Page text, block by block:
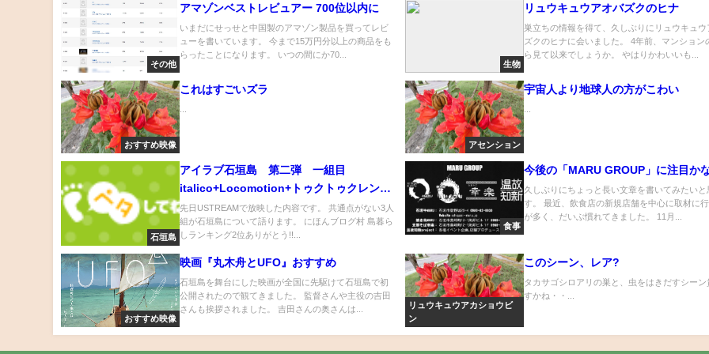
その他
アマゾンベストレビュアー 700位以内に
いまだにせっせと中国製のアマゾン製品を買ってレビ
ューを書いています。 今まで15万円分以上の商品をも
らったことになります。 いつの間にか70...
生物
リュウキュウアオバズクのヒナ
巣立ちの情報を得て、久しぶりにリュウキュウ
ズクのヒナに会いました。 4年前、マンション
ら見て以来でしょうか。 やはりかわいいも...
おすすめ映像
これはすごいズラ
アセンション
宇宙人より地球人の方がこわい
石垣島
アイラブ石垣島 第二弾 一組目
italico+Locomotion+トゥクトゥクレンタ
カーさん
先日USTREAMで放映した内容です。 共通点がない3人
組が石垣島について語ります。 にほんブログ村 島暮ら
しランキング2位ありがとう!!...
食事
今後の「MARU GROUP」に注目かな
久しぶりにちょっと長い文章を書いてみたいと
す。 最近、飲食店の新規店舗を中心に取材に
が多く、だいぶ慣れてきました。 11月...
おすすめ映像
映画『丸木舟とUFO』おすすめ
石垣島を舞台にした映画が全国に先駆けて石垣島で初
公開されたので観てきました。 監督さんや主役の吉田
さんも挨拶されました。 吉田さんの奥さんは...
リュウキュウアカショウビ
ン
このシーン、レア?
タカサゴシロアリの巣と、虫をはきだすシーン
すかね・・...